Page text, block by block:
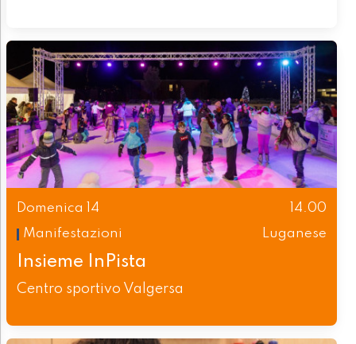
Domenica 14
14.00
Manifestazioni
Luganese
Insieme InPista
Centro sportivo Valgersa